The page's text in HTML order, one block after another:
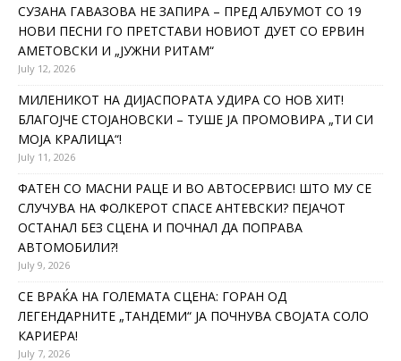
СУЗАНА ГАВАЗОВА НЕ ЗАПИРА – ПРЕД АЛБУМОТ СО 19
НОВИ ПЕСНИ ГО ПРЕТСТАВИ НОВИОТ ДУЕТ СО ЕРВИН
АМЕТОВСКИ И „ЈУЖНИ РИТАМ“
July 12, 2026
МИЛЕНИКОТ НА ДИЈАСПОРАТА УДИРА СО НОВ ХИТ!
БЛАГОЈЧЕ СТОЈАНОВСКИ – ТУШЕ ЈА ПРОМОВИРА „ТИ СИ
МОЈА КРАЛИЦА“!
July 11, 2026
ФАТЕН СО МАСНИ РАЦЕ И ВО АВТОСЕРВИС! ШТО МУ СЕ
СЛУЧУВА НА ФОЛКЕРОТ СПАСЕ АНТЕВСКИ? ПЕЈАЧОТ
ОСТАНАЛ БЕЗ СЦЕНА И ПОЧНАЛ ДА ПОПРАВА
АВТОМОБИЛИ?!
July 9, 2026
СЕ ВРАЌА НА ГОЛЕМАТА СЦЕНА: ГОРАН ОД
ЛЕГЕНДАРНИТЕ „ТАНДЕМИ“ ЈА ПОЧНУВА СВОЈАТА СОЛО
КАРИЕРА!
July 7, 2026